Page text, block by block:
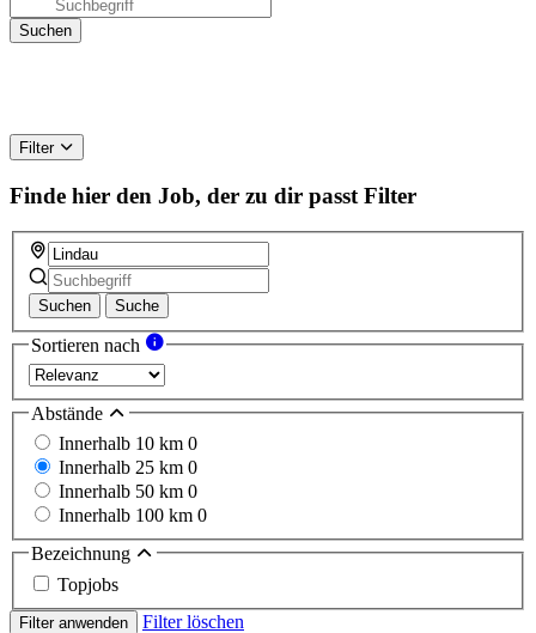
Filter
Finde hier den Job, der zu dir passt Filter
Suchen Suche
Sortieren nach
Abstände
Innerhalb 10 km 0
Innerhalb 25 km 0
Innerhalb 50 km 0
Innerhalb 100 km 0
Bezeichnung
Topjobs
Filter anwenden Filter löschen